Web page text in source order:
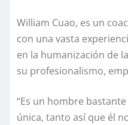
William Cuao, es un
con una vasta
en la humanización de
su profesionalismo,
“Es un hombre
única, tanto así que él